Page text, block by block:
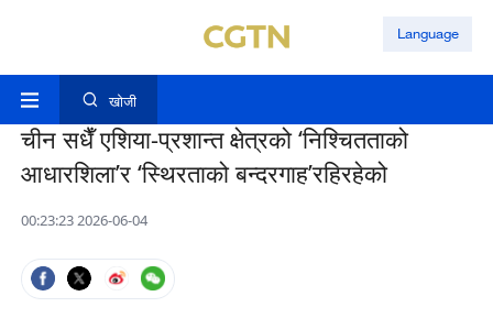
Language
खोजी
चीन सधैँ एशिया-प्रशान्त क्षेत्रको ‘निश्चितताको
आधारशिला’र ‘स्थिरताको बन्दरगाह’रहिरहेको
00:23:23 2026-06-04